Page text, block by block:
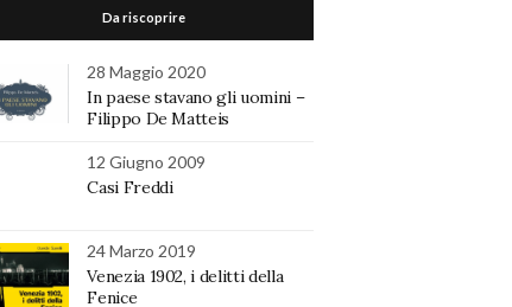
Da riscoprire
28 Maggio 2020
In paese stavano gli uomini –
Filippo De Matteis
12 Giugno 2009
Casi Freddi
24 Marzo 2019
Venezia 1902, i delitti della
Fenice